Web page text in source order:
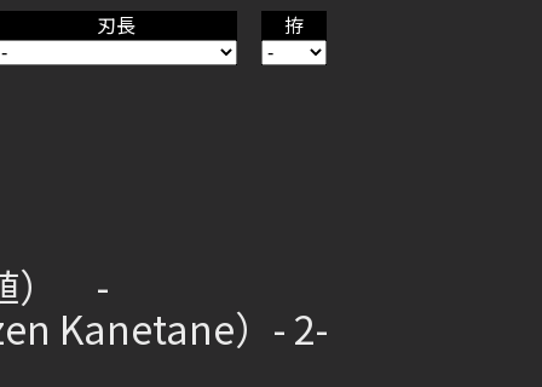
刃長 拵
） -
Kanetane）- 2-